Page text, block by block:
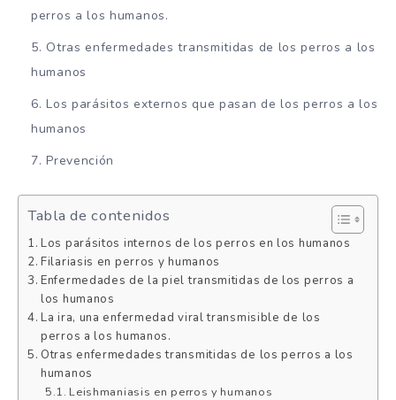
perros a los humanos.
Otras enfermedades transmitidas de los perros a los
humanos
Los parásitos externos que pasan de los perros a los
humanos
Prevención
Tabla de contenidos
Los parásitos internos de los perros en los humanos
Filariasis en perros y humanos
Enfermedades de la piel transmitidas de los perros a
los humanos
La ira, una enfermedad viral transmisible de los
perros a los humanos.
Otras enfermedades transmitidas de los perros a los
humanos
Leishmaniasis en perros y humanos